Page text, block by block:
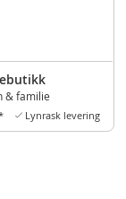
& familie
Lynrask levering